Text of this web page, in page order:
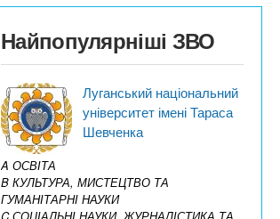
Найпопулярніші ЗВО
Луганський національний
університет імені Тараса
Шевченка
A ОСВІТА
B КУЛЬТУРА, МИСТЕЦТВО ТА
ГУМАНІТАРНІ НАУКИ